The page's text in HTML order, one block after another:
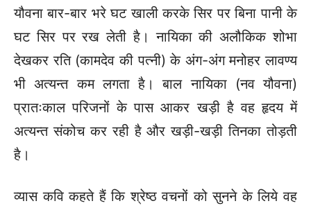
यौवना बार-बार भरे घट खाली करके सिर पर बिना पानी के
घट सिर पर रख लेती है। नायिका की अलौकिक शोभा
देखकर रति (कामदेव की पत्नी) के अंग-अंग मनोहर लावण्य
भी अत्यन्त कम लगता है। बाल नायिका (नव यौवना)
प्रातःकाल परिजनों के पास आकर खड़ी है वह हृदय में
अत्यन्त संकोच कर रही है और खड़ी-खड़ी तिनका तोड़ती
है।
व्यास कवि कहते हैं कि श्रेष्ठ वचनों को सुनने के लिये वह